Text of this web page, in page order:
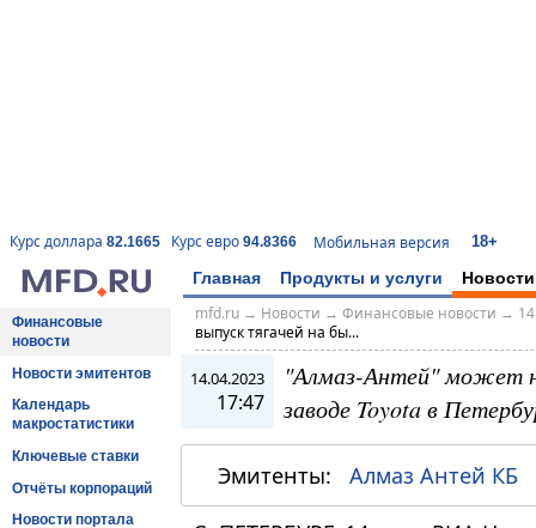
Курс доллара 82.1665 Курс евро 94.8366 Мобильная версия 18+
Главная Продукты и услуги Новости
Финансовые
новости
Новости эмитентов
Календарь
макростатистики
Ключевые ставки
Отчёты корпораций
Новости портала
mfd.ru→ Новости → Финансовые новости →
выпуск тягачей на бы...
14.04.2023
17:47
"Алмаз-Антей" может
заводе Toyota в
Эмитенты: Алмаз Антей КБ